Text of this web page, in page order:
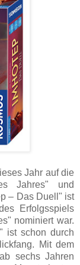
Jahr auf die
Jahres" und
– Das Duell" ist
Erfolgsspiels
nominiert war.
ist schon durch
Mit dem
sechs Jahren